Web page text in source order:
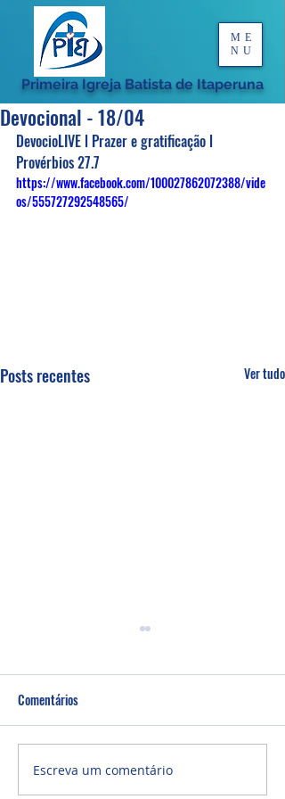
Primeira Igreja Batista de Itaperuna
ME
NU
Devocional - 18/04
DevocioLIVE l Prazer e gratificação l
Provérbios 27.7
https://www.facebook.com/100027862072388/vide
os/555727292548565/
Posts recentes Ver tudo
Comentários
Escreva um comentário